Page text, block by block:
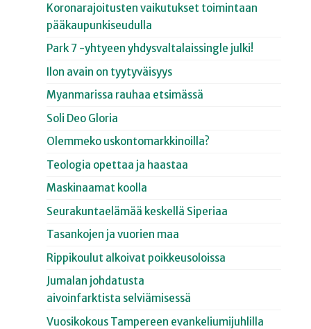
Koronarajoitusten vaikutukset toimintaan
pääkaupunkiseudulla
Park 7 -yhtyeen yhdysvaltalaissingle julki!
Ilon avain on tyytyväisyys
Myanmarissa rauhaa etsimässä
Soli Deo Gloria
Olemmeko uskontomarkkinoilla?
Teologia opettaa ja haastaa
Maskinaamat koolla
Seurakuntaelämää keskellä Siperiaa
Tasankojen ja vuorien maa
Rippikoulut alkoivat poikkeusoloissa
Jumalan johdatusta
aivoinfarktista selviämisessä
Vuosikokous Tampereen evankeliumijuhlilla